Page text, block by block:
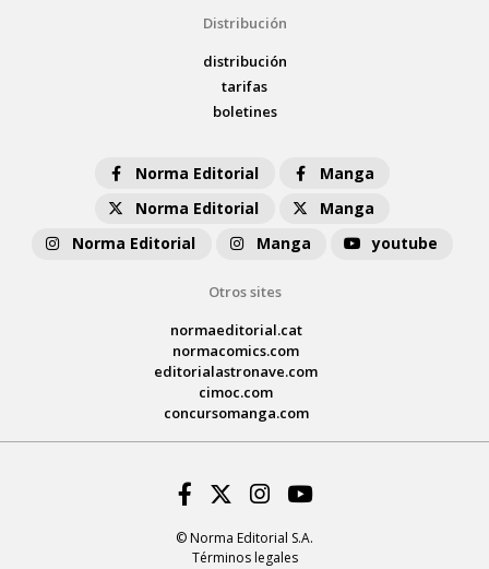
Distribución
distribución
tarifas
boletines
Norma Editorial
Manga
Norma Editorial
Manga
Norma Editorial
Manga youtube
Otros sites
normaeditorial.cat
normacomics.com
editorialastronave.com
cimoc.com
concursomanga.com
© Norma Editorial S.A.
Términos legales
Facebook
Twitter
Instagram
Youtube